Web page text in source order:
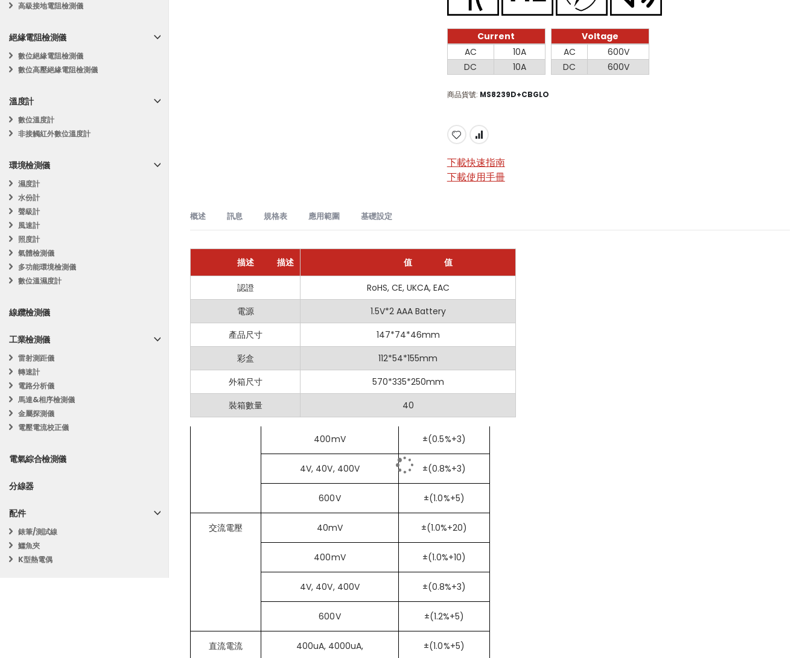
Current
Current
AC
10A
DC
10A
Voltage
Voltage
AC
600V
DC
600V
商品貨號 MS8239D+CBGLO
下載快速指南
下載使用手冊
概述
MASTECH MS8239D+ 自動量程數位萬用表：多功能電氣測試工具
MASTECH MS8239D+ 自動量程數位萬用表是一款可靠且多功能的電氣測量工具，適用於專業人士和電氣愛好者。它具備豐富的功能，可滿足多種測試需求。
主要特點
多功能測量 ：支援測量 AC/DC 電壓、AC/DC 電流、電阻、頻率和電容，適用範圍廣泛。
自動量程：自動選擇合適的測量範圍，簡化測試流程並降低錯誤風險。
最大顯示 4000 計數
：提供清晰、易讀的測量結果。
真有效值 (True RMS)
：為線性與非線性負載提供準確的測量讀數。
非接觸電壓 (NCV) 偵測/活線識別
：無需接觸即可安全偵測電壓與活線，確保使用者安全。
：清晰的背光顯示，即使在昏暗環境中也能輕鬆讀取數據。
：凍結顯示的測量值，便於記錄和分析。
安全性與耐用性：具有 CAT III 600V 安全等級，確保在嚴苛環境中的安全操作。
規格
：40mV 至 600V
DC 電流 (DCA)：400µA 至 10A
AC 電流 (ACA)
：400µA 至 10A
訊息
描述 值
CAT III 600V
4000
非接觸式電壓檢測
交流電流
10A
600V
是
是
數據保持
是
電池測試
否
超量程警示
否
否
低電量指示
否
規格表
精度
±(1.2%+2)
4KΩ, 40KΩ, 400KΩ,
4MΩ
±(1.0%+2)
±(1.2%+8)
直流電壓
400mV ±(0.5%+3)
4V, 40V, 400V ±(0.8%+3)
600V ±(1.0%+5)
交流電壓 40mV ±(1.0%+20)
400mV ±(1.0%+10)
4V, 40V, 400V ±(0.8%+3)
600V ±(1.2%+5)
直流電流 400uA, 4000uA, ±(1.0%+5)
應用範圍​
電路測試
汽車診斷
暖通空調測試
通用電氣測量
基礎設定
定
描述 值
認證
RoHS, CE, UKCA, EAC
電源
1.5V*2 AAA Battery
產品尺寸
147*74*46mm
彩盒
112*54*155mm
外箱尺寸
570*335*250mm
裝箱數量
40
高級接地電阻檢測儀
絕緣電阻檢測儀
數位絕緣電阻檢測儀
數位高壓絕緣電阻檢測儀
溫度計
數位溫度計
非接觸紅外數位溫度計
環境檢測儀
濕度計
水份計
聲級計
風速計
照度計
氣體檢測儀
多功能環境檢測儀
數位溫濕度計
線纜檢測儀
工業檢測儀
雷射測距儀
轉速計
電路分析儀
馬達&相序檢測儀
金屬探測儀
電壓電流校正儀
電氣綜合檢測儀
分線器
配件
錶筆/測試線
鱷魚夾
K型熱電偶